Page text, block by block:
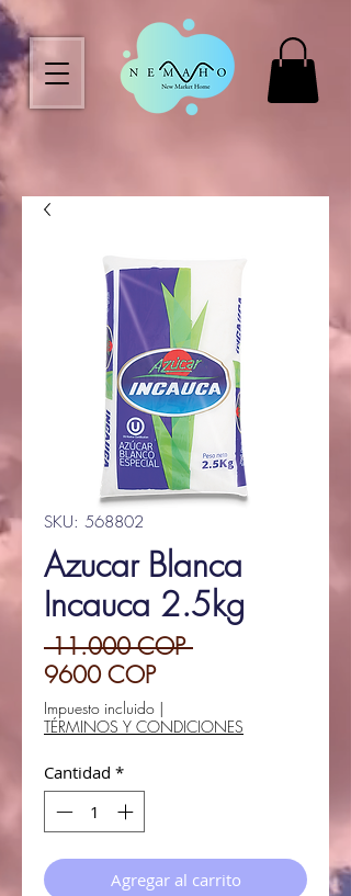
SKU: 568802
Azucar Blanca
Incauca 2.5kg
11.000 COP Precio
9600 COPPrecio
de
oferta
Impuesto incluido |
TÉRMINOS Y CONDICIONES
Cantidad *
Agregar al carrito